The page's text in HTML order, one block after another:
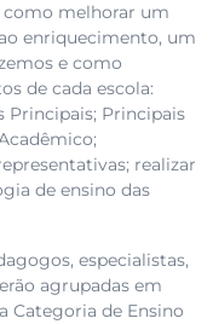
como melhorar um
enriquecimento, um
e como
de cada escola:
Principais; Principais
realizar
de ensino das
especialistas,
agrupadas em
Categoria de Ensino